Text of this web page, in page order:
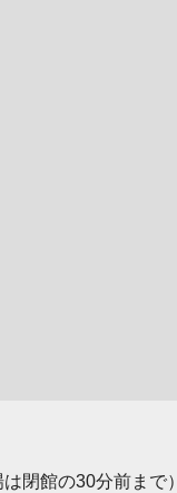
閉館の30分前まで）